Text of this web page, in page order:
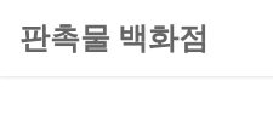
판촉물 백화점